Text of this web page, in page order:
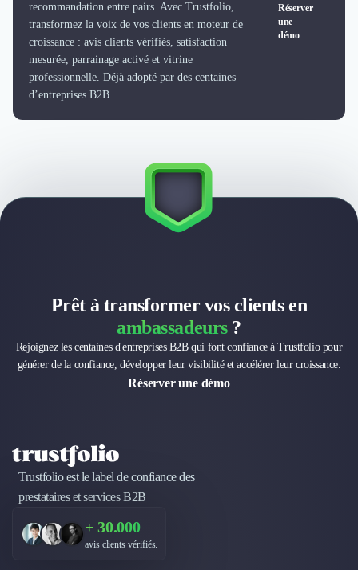
Inbound Marketing
Image de Marque & Branding
Relations Presse et Publiques
Prospection Commerciale
Production Vidéo
Search Engine Advertising (SEA)
Search Engine Optimisation (SEO)
Social Media
Veille commerciale
Photographie
SMS Marketing
Email Marketing
Data Marketing
Logiciel Commercial
Assurance
recommandation entre pairs. Avec Trustfolio,
transformez la voix de vos clients en moteur de
croissance : avis clients vérifiés, satisfaction
mesurée, parrainage activé et vitrine
professionnelle. Déjà adopté par des centaines
d’entreprises B2B.
Réserver
une
démo
Prêt à transformer vos clients en
ambassadeurs?
Rejoignez les centaines d'entreprises B2B qui font confiance à Trustfolio pour
générer de la confiance, développer leur visibilité et accélérer leur croissance.
Réserver une démo
Trustfolio est le label de confiance des
prestataires et services B2B
+ 30.000
avis clients vérifiés.